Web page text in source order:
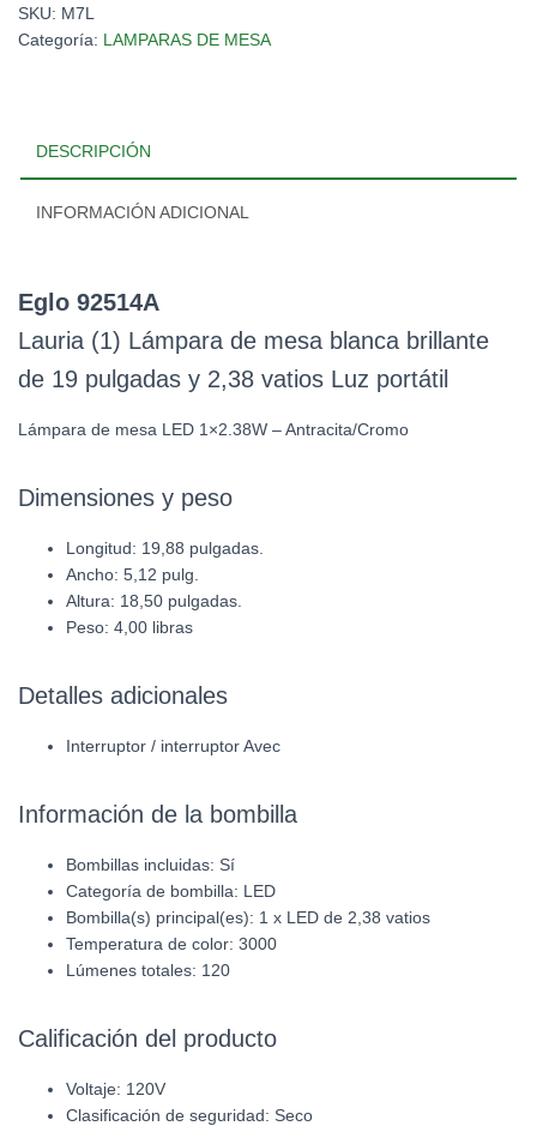
SKU: M7L
Categoría: LAMPARAS DE MESA
DESCRIPCIÓN
INFORMACIÓN ADICIONAL
Eglo 92514A
Lauria (1) Lámpara de mesa blanca brillante
de 19 pulgadas y 2,38 vatios Luz portátil
Lámpara de mesa LED 1×2.38W – Antracita/Cromo
Dimensiones y peso
Longitud: 19,88 pulgadas.
Ancho: 5,12 pulg.
Altura: 18,50 pulgadas.
Peso: 4,00 libras
Detalles adicionales
Interruptor / interruptor Avec
Información de la bombilla
Bombillas incluidas: Sí
Categoría de bombilla: LED
Bombilla(s) principal(es): 1 x LED de 2,38 vatios
Temperatura de color: 3000
Lúmenes totales: 120
Calificación del producto
Voltaje: 120V
Clasificación de seguridad: Seco